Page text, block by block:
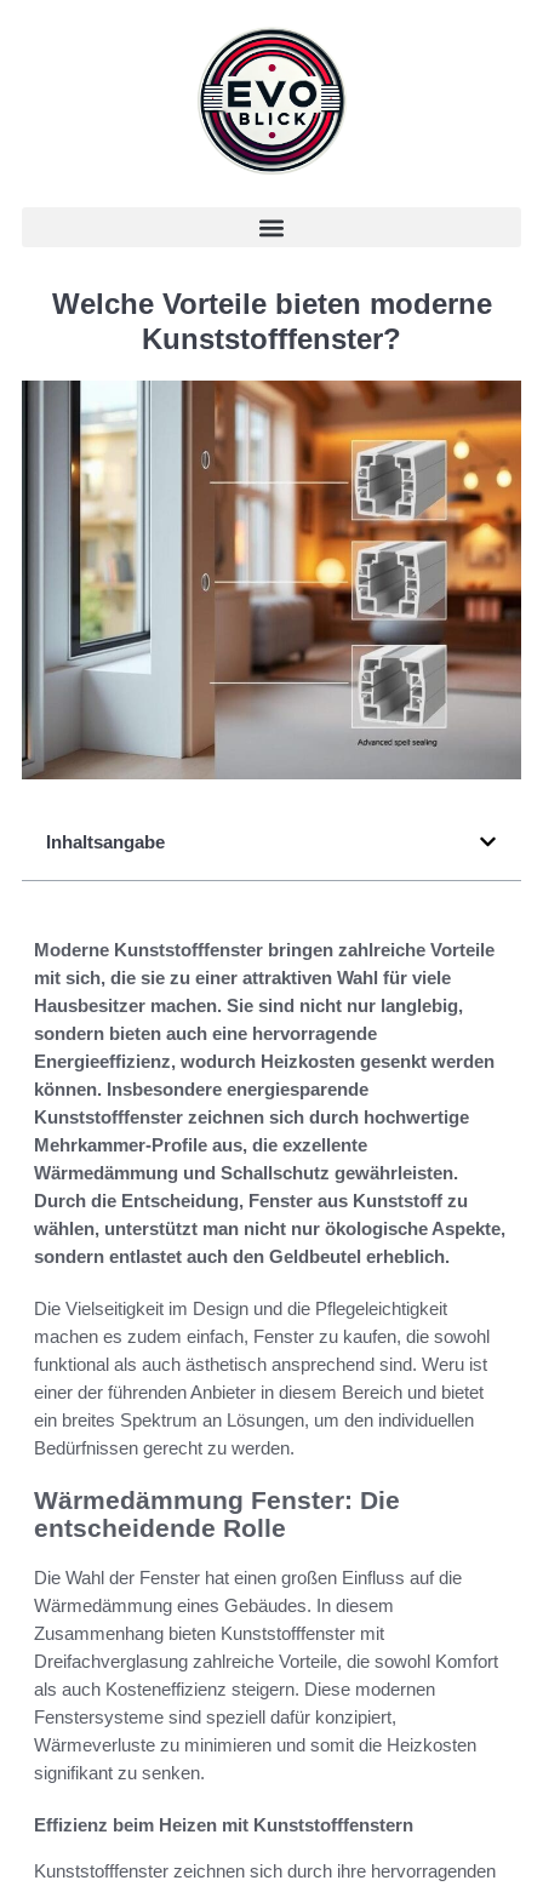
Welche Vorteile bieten moderne
Kunststofffenster?
Inhaltsangabe
Moderne Kunststofffenster bringen zahlreiche Vorteile
mit sich, die sie zu einer attraktiven Wahl für viele
Hausbesitzer machen. Sie sind nicht nur langlebig,
sondern bieten auch eine hervorragende
Energieeffizienz, wodurch Heizkosten gesenkt werden
können. Insbesondere energiesparende
Kunststofffenster zeichnen sich durch hochwertige
Mehrkammer-Profile aus, die exzellente
Wärmedämmung und Schallschutz gewährleisten.
Durch die Entscheidung, Fenster aus Kunststoff zu
wählen, unterstützt man nicht nur ökologische Aspekte,
sondern entlastet auch den Geldbeutel erheblich.
Die Vielseitigkeit im Design und die Pflegeleichtigkeit
machen es zudem einfach, Fenster zu kaufen, die sowohl
funktional als auch ästhetisch ansprechend sind. Weru ist
einer der führenden Anbieter in diesem Bereich und bietet
ein breites Spektrum an Lösungen, um den individuellen
Bedürfnissen gerecht zu werden.
Wärmedämmung Fenster: Die
entscheidende Rolle
Die Wahl der Fenster hat einen großen Einfluss auf die
Wärmedämmung eines Gebäudes. In diesem
Zusammenhang bieten Kunststofffenster mit
Dreifachverglasung zahlreiche Vorteile, die sowohl Komfort
als auch Kosteneffizienz steigern. Diese modernen
Fenstersysteme sind speziell dafür konzipiert,
Wärmeverluste zu minimieren und somit die Heizkosten
signifikant zu senken.
Effizienz beim Heizen mit Kunststofffenstern
Kunststofffenster zeichnen sich durch ihre hervorragenden